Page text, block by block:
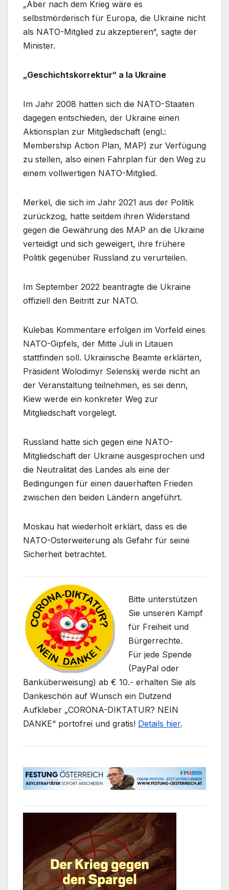
„Aber nach dem Krieg wäre es
selbstmörderisch für Europa, die Ukraine nicht
als NATO-Mitglied zu akzeptieren“, sagte der
Minister.
„Geschichtskorrektur“ a la Ukraine
Im Jahr 2008 hatten sich die NATO-Staaten
dagegen entschieden, der Ukraine einen
Aktionsplan zur Mitgliedschaft (engl.:
Membership Action Plan, MAP) zur Verfügung
zu stellen, also einen Fahrplan für den Weg zu
einem vollwertigen NATO-Mitglied.
Merkel, die sich im Jahr 2021 aus der Politik
zurückzog, hatte seitdem ihren Widerstand
gegen die Gewährung des MAP an die Ukraine
verteidigt und sich geweigert, ihre frühere
Politik gegenüber Russland zu verurteilen.
Im September 2022 beantragte die Ukraine
offiziell den Beitritt zur NATO.
Kulebas Kommentare erfolgen im Vorfeld eines
NATO-Gipfels, der Mitte Juli in Litauen
stattfinden soll. Ukrainische Beamte erklärten,
Präsident Wolodimyr Selenskij werde nicht an
der Veranstaltung teilnehmen, es sei denn,
Kiew werde ein konkreter Weg zur
Mitgliedschaft vorgelegt.
Russland hatte sich gegen eine NATO-
Mitgliedschaft der Ukraine ausgesprochen und
die Neutralität des Landes als eine der
Bedingungen für einen dauerhaften Frieden
zwischen den beiden Ländern angeführt.
Moskau hat wiederholt erklärt, dass es die
NATO-Osterweiterung als Gefahr für seine
Sicherheit betrachtet.
Bitte unterstützen
Sie unseren Kampf
für Freiheit und
Bürgerrechte.
Für jede Spende
(PayPal oder
Banküberweisung) ab € 10.- erhalten Sie als
Dankeschön auf Wunsch ein Dutzend
Aufkleber „CORONA-DIKTATUR? NEIN
DANKE“ portofrei und gratis! Details hier.